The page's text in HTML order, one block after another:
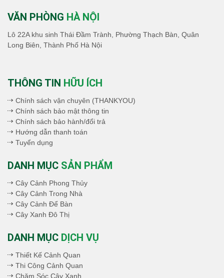
VĂN PHÒNG HÀ NỘI
Lô 22A khu sinh Thái Đầm Trành, Phường Thạch Bàn, Quân
Long Biên, Thành Phố Hà Nội
THÔNG TIN HỮU ÍCH
Chính sách vận chuyên (THANKYOU)
Chính sách bảo mật thông tin
Chính sách bảo hành/đổi trả
Hướng dẫn thanh toán
Tuyển dụng
DANH MỤC SẢN PHẨM
Cây Cảnh Phong Thủy
Cây Cảnh Trong Nhà
Cây Cảnh Để Bàn
Cây Xanh Đô Thị
DANH MỤC DỊCH VỤ
Thiết Kế Cảnh Quan
Thi Công Cảnh Quan
Chăm Sóc Cây Xanh